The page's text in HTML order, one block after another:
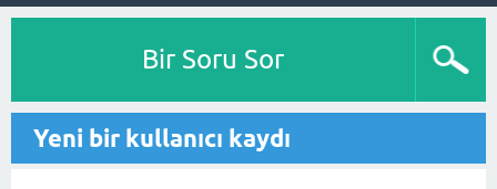
Bir Soru Sor
Yeni bir kullanıcı kaydı